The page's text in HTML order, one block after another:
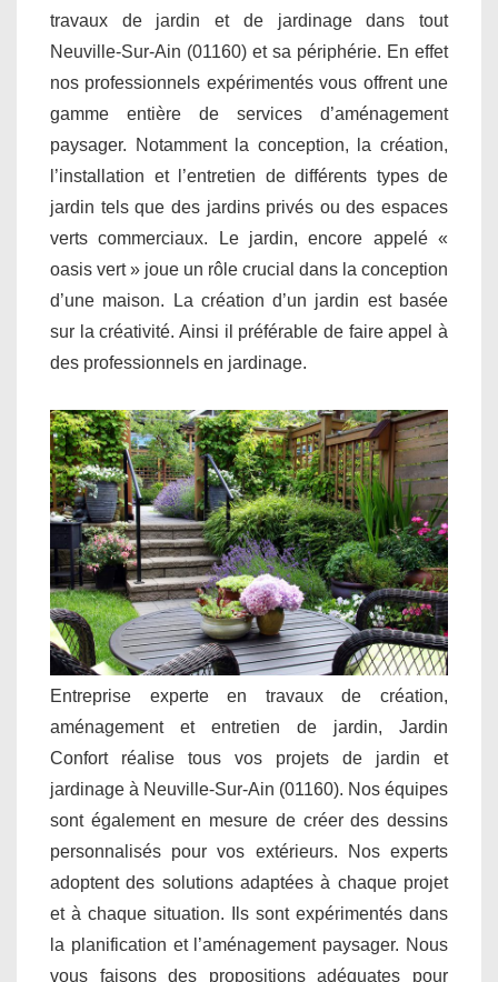
travaux de jardin et de jardinage dans tout
Neuville-Sur-Ain (01160) et sa périphérie. En effet
nos professionnels expérimentés vous offrent une
gamme entière de services d’aménagement
paysager. Notamment la conception, la création,
l’installation et l’entretien de différents types de
jardin tels que des jardins privés ou des espaces
verts commerciaux. Le jardin, encore appelé «
oasis vert » joue un rôle crucial dans la conception
d’une maison. La création d’un jardin est basée
sur la créativité. Ainsi il préférable de faire appel à
des professionnels en jardinage.
Entreprise experte en travaux de création,
aménagement et entretien de jardin, Jardin
Confort réalise tous vos projets de jardin et
jardinage à Neuville-Sur-Ain (01160). Nos équipes
sont également en mesure de créer des dessins
personnalisés pour vos extérieurs. Nos experts
adoptent des solutions adaptées à chaque projet
et à chaque situation. Ils sont expérimentés dans
la planification et l’aménagement paysager. Nous
vous faisons des propositions adéquates pour